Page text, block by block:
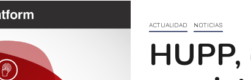
ACTUALIDAD NOTICIAS